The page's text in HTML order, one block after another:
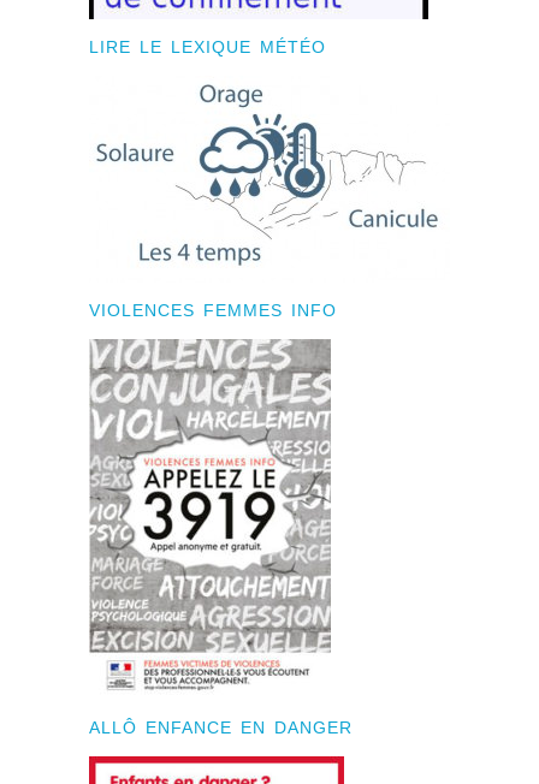
LIRE LE LEXIQUE MÉTÉO
VIOLENCES FEMMES INFO
ALLÔ ENFANCE EN DANGER